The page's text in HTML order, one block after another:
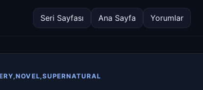
Seri Sayfası Ana Sayfa Yorumlar